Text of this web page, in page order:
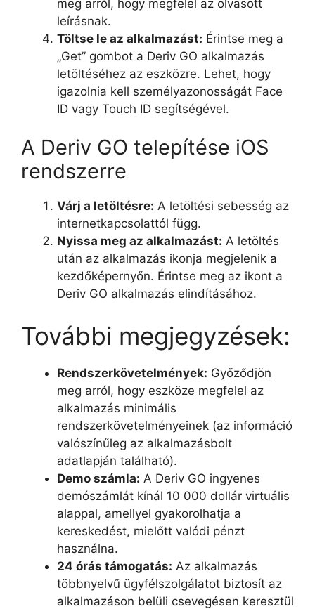
meg arról, hogy megfelel az olvasott
leírásnak.
Töltse le az alkalmazást: Érintse meg a
„Get” gombot a Deriv GO alkalmazás
letöltéséhez az eszközre. Lehet, hogy
igazolnia kell személyazonosságát Face
ID vagy Touch ID segítségével.
A Deriv GO telepítése iOS
rendszerre
Várj a letöltésre: A letöltési sebesség az
internetkapcsolattól függ.
Nyissa meg az alkalmazást: A letöltés
után az alkalmazás ikonja megjelenik a
kezdőképernyőn. Érintse meg az ikont a
Deriv GO alkalmazás elindításához.
További megjegyzések:
Rendszerkövetelmények: Győződjön
meg arról, hogy eszköze megfelel az
alkalmazás minimális
rendszerkövetelményeinek (az információ
valószínűleg az alkalmazásbolt
adatlapján található).
Demo számla: A Deriv GO ingyenes
demószámlát kínál 10 000 dollár virtuális
alappal, amellyel gyakorolhatja a
kereskedést, mielőtt valódi pénzt
használna.
24 órás támogatás: Az alkalmazás
többnyelvű ügyfélszolgálatot biztosít az
alkalmazáson belüli csevegésen keresztül